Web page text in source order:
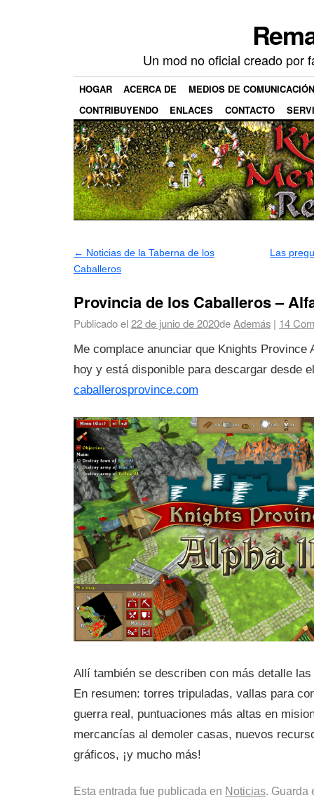
Un mod no oficial creado por
HOGAR ACERCA DE
MEDIOS DE COMUNICACIÓN
CONTRIBUYENDO
ENLACES CONTACTO
← Noticias de la Taberna de los
Caballeros
Las
Provincia de los Caballeros –
Publicado el22 de junio de 2020deAdemás | 14
Me complace anunciar que Knights Province
hoy y está disponible para descargar desde
caballerosprovince.com
Allí también se describen con más detalle
En resumen: torres tripuladas, vallas para
guerra real, puntuaciones más altas en
mercancías al demoler casas, nuevos
gráficos, ¡y mucho más!
Esta entrada fue publicada en Noticias. Guarda